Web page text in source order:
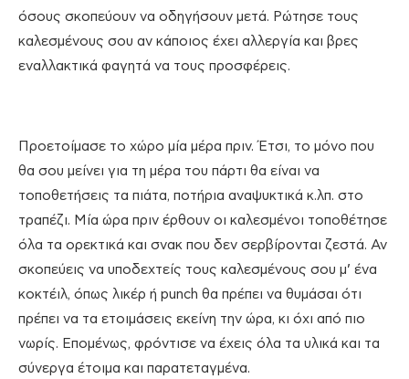
όσους σκοπεύουν να οδηγήσουν μετά. Ρώτησε τους
καλεσμένους σου αν κάποιος έχει αλλεργία και βρες
εναλλακτικά φαγητά να τους προσφέρεις.
Προετοίμασε το χώρο μία μέρα πριν. Έτσι, το μόνο που
θα σου μείνει για τη μέρα του πάρτι θα είναι να
τοποθετήσεις τα πιάτα, ποτήρια αναψυκτικά κ.λπ. στο
τραπέζι. Μία ώρα πριν έρθουν οι καλεσμένοι τοποθέτησε
όλα τα ορεκτικά και σνακ που δεν σερβίρονται ζεστά. Αν
σκοπεύεις να υποδεχτείς τους καλεσμένους σου μ’ ένα
κοκτέιλ, όπως λικέρ ή punch θα πρέπει να θυμάσαι ότι
πρέπει να τα ετοιμάσεις εκείνη την ώρα, κι όχι από πιο
νωρίς. Επομένως, φρόντισε να έχεις όλα τα υλικά και τα
σύνεργα έτοιμα και παρατεταγμένα.